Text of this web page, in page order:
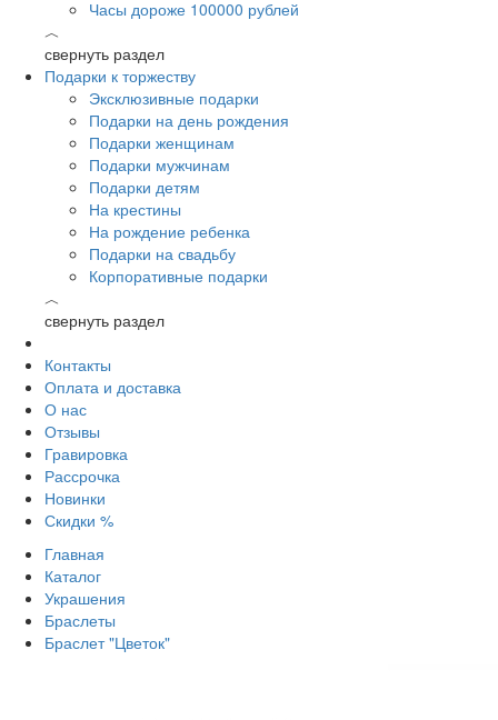
Часы дороже 100000 рублей
︿
свернуть раздел
Подарки к торжеству
Эксклюзивные подарки
Подарки на день рождения
Подарки женщинам
Подарки мужчинам
Подарки детям
На крестины
На рождение ребенка
Подарки на свадьбу
Корпоративные подарки
︿
свернуть раздел
Контакты
Оплата и доставка
О нас
Отзывы
Гравировка
Рассрочка
Новинки
Скидки %
Главная
Каталог
Украшения
Браслеты
Браслет "Цветок"